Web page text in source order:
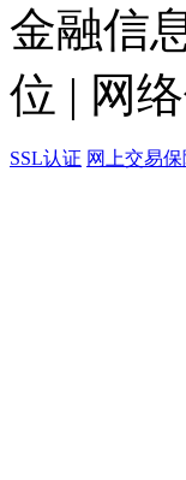
金融信
位 | 网
SSL认证 网上交易